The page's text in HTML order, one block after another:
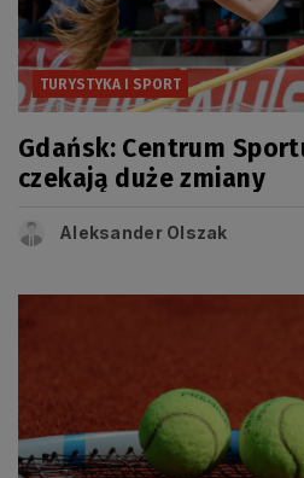
TURYSTYKA I SPORT
Gdańsk: Centrum
czekają duże zmiany
Aleksander Olszak